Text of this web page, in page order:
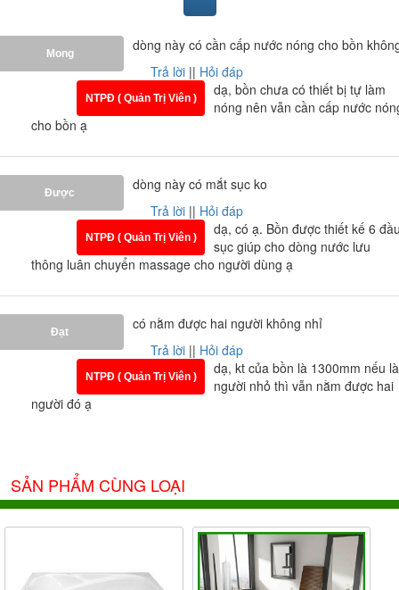
brother giá rẻ
. Tư vấn khảo sắt lắp đặt miễn phí tại
nhà.
> Sản phẩmbồn tắmhiện nay đang là sản phẩm cực
tắm không chỉ để sử dụng cho mục đích tắm và thư giãn
mà nó còn góp phần mang lại cho không gian phòng
tắm sự sang trọng vượt bậc.
Ảnh giấy chứng nhận Nội Thất Phương Đông là đại lý
Brotherdo công ty Brother cung
cấp
Mong
dòng này có cần cấp nước nóng cho bồn
Trả lời || Hỏi đáp
NTPĐ ( Quản Trị Viên )
dạ, bồn chưa có thiết bị tự làm
nóng nên vẫn cần cấp nước
cho bồn ạ
Được
dòng này có mắt sục ko
Trả lời || Hỏi đáp
NTPĐ ( Quản Trị Viên )
dạ, có ạ. Bồn được thiết kế 6
sục giúp cho dòng nước lưu
thông luân chuyển massage cho người dùng ạ
Đạt
có nằm được hai người không nhỉ
Trả lời || Hỏi đáp
NTPĐ ( Quản Trị Viên )
dạ, kt của bồn là 1300mm nếu là
người nhỏ thì vẫn nằm được hai
người đó ạ
SẢN PHẨM CÙNG LOẠI